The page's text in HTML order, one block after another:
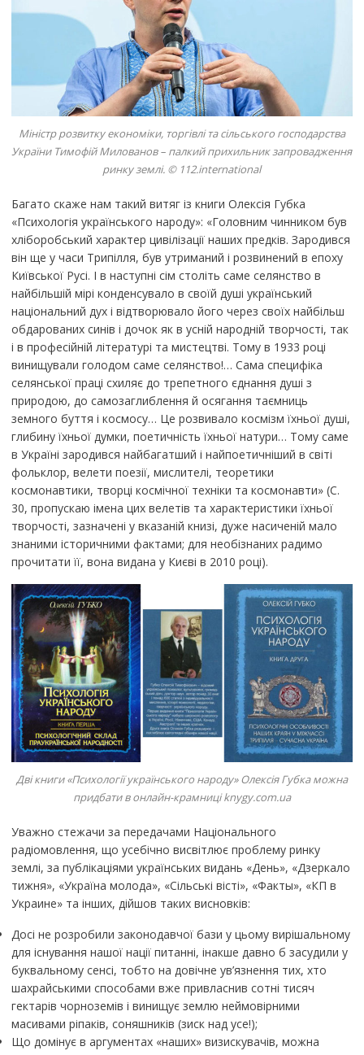
Міністр розвитку економіки, торгівлі та сільського господарства
України Тимофій Милованов – палкий прихильник запровадження
ринку землі. © 112.international
Багато скаже нам такий витяг із книги Олексія Губка
«Психологія українського народу»: «Головним чинником був
хліборобський характер цивілізації наших предків. Зародився
він ще у часи Трипілля, був утриманий і розвинений в епоху
Київської Русі. І в наступні сім століть саме селянство в
найбільшій мірі конденсувало в своїй душі український
національний дух і відтворювало його через своїх найбільш
обдарованих синів і дочок як в усній народній творчості, так
і в професійній літературі та мистецтві. Тому в 1933 році
винищували голодом саме селянство!… Сама специфіка
селянської праці схиляє до трепетного єднання душі з
природою, до самозаглиблення й осягання таємниць
земного буття і космосу… Це розвивало космізм їхньої душі,
глибину їхньої думки, поетичність їхньої натури… Тому саме
в Україні зародився найбагатший і найпоетичніший в світі
фольклор, велети поезії, мислителі, теоретики
космонавтики, творці космічної техніки та космонавти» (С.
30, пропускаю імена цих велетів та характеристики їхньої
творчості, зазначені у вказаній книзі, дуже насиченій мало
знаними історичними фактами; для необізнаних радимо
прочитати її, вона видана у Києві в 2010 році).
Дві книги «Психології українського народу» Олексія Губка можна
придбати в онлайн-крамниці knygy.com.ua
Уважно стежачи за передачами Національного
радіомовлення, що усебічно висвітлює проблему ринку
землі, за публікаціями українських видань «День», «Дзеркало
тижня», «Україна молода», «Сільські вісті», «Факты», «КП в
Украине» та інших, дійшов таких висновків:
Досі не розробили законодавчої бази у цьому вирішальному
для існування нашої нації питанні, інакше давно б засудили у
буквальному сенсі, тобто на довічне ув’язнення тих, хто
шахрайськими способами вже привласнив сотні тисяч
гектарів чорноземів і винищує землю неймовірними
масивами ріпаків, соняшників (зиск над усе!);
Що домінує в аргументах «наших» визискувачів, можна